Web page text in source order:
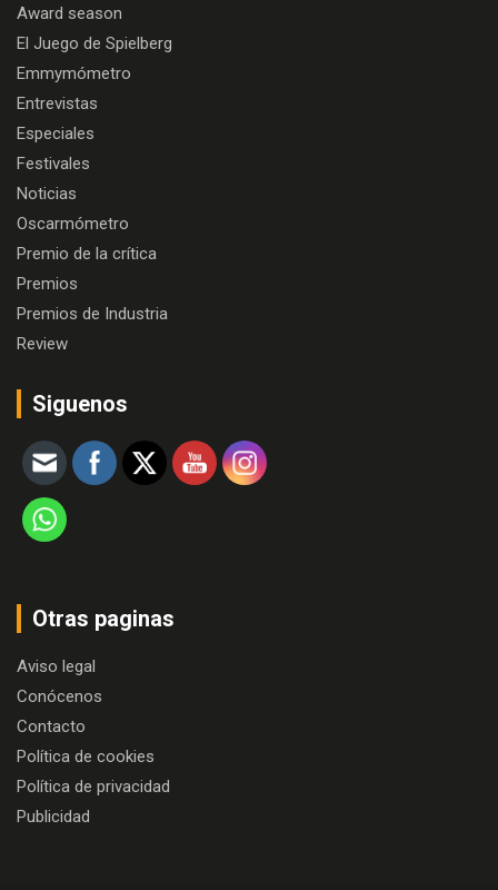
Award season
El Juego de Spielberg
Emmymómetro
Entrevistas
Especiales
Festivales
Noticias
Oscarmómetro
Premio de la crítica
Premios
Premios de Industria
Review
Siguenos
Otras paginas
Aviso legal
Conócenos
Contacto
Política de cookies
Política de privacidad
Publicidad